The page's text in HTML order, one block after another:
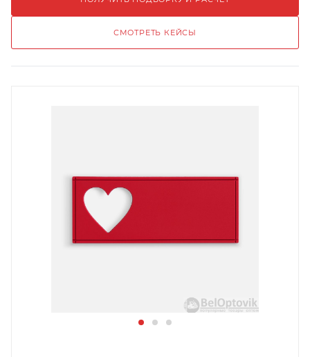
СМОТРЕТЬ КЕЙСЫ